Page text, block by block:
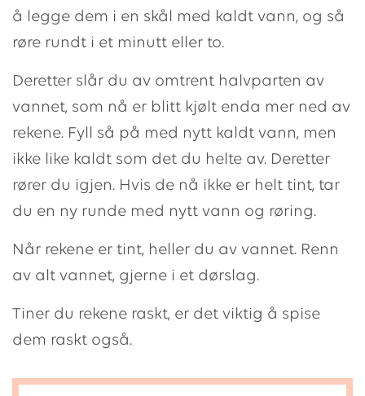
å legge dem i en skål med kaldt vann, og så
røre rundt i et minutt eller to.
Deretter slår du av omtrent halvparten av
vannet, som nå er blitt kjølt enda mer ned av
rekene. Fyll så på med nytt kaldt vann, men
ikke like kaldt som det du helte av. Deretter
rører du igjen. Hvis de nå ikke er helt tint, tar
du en ny runde med nytt vann og røring.
Når rekene er tint, heller du av vannet. Renn
av alt vannet, gjerne i et dørslag.
Tiner du rekene raskt, er det viktig å spise
dem raskt også.